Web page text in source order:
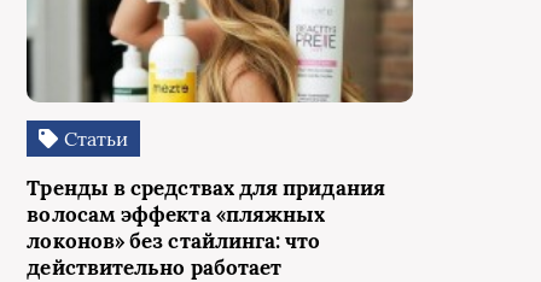
Статьи
Тренды в средствах для придания
волосам эффекта «пляжных
локонов» без стайлинга: что
действительно работает